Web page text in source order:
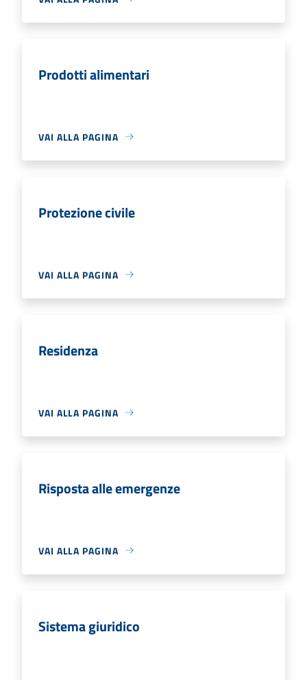
Prodotti alimentari
VAI ALLA PAGINA
Protezione civile
VAI ALLA PAGINA
Residenza
VAI ALLA PAGINA
Risposta alle emergenze
VAI ALLA PAGINA
Sistema giuridico